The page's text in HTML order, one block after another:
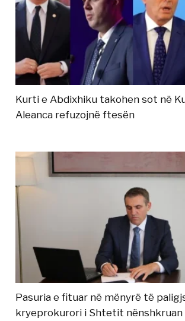
Kurti e Abdixhiku takohen sot në
Aleanca refuzojnë ftesën
Pasuria e fituar në mënyrë të
kryeprokurori i Shtetit nënshkruan